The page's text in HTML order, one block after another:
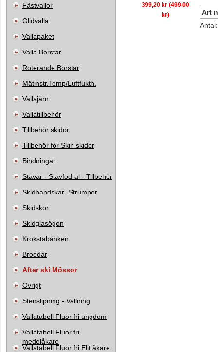
Fästvallor
Glidvalla
Vallapaket
Valla Borstar
Roterande Borstar
Mätinstr.Temp/Luftfukth.
Vallajärn
Vallatillbehör
Tillbehör skidor
Tillbehör för Skin skidor
Bindningar
Stavar - Stavfodral - Tillbehör
Skidhandskar- Strumpor
Skidskor
Skidglasögon
Krokstabänken
Broddar
After ski Mössor
Övrigt
Stenslipning - Vallning
Vallatabell Fluor fri ungdom
Vallatabell Fluor fri
medelåkare
Vallatabell Fluor fri Elit åkare
399,20 kr(499,00
kr)
Art